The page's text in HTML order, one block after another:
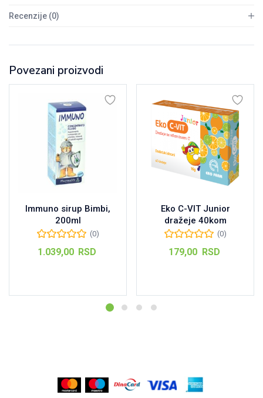
Recenzije (0)
Povezani proizvodi
Immuno sirup Bimbi,
200ml
(0)
1.039,00 RSD
Eko C-VIT Junior
dražeje 40kom
(0)
179,00 RSD